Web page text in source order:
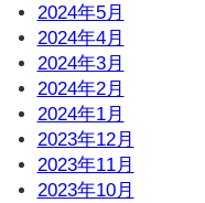
2024年5月
2024年4月
2024年3月
2024年2月
2024年1月
2023年12月
2023年11月
2023年10月